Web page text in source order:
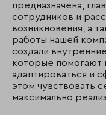
предназначена,
сотрудников и
возникновения, а
работы нашей
создали
которые помогают
адаптироваться и
этом чувствовать
максимально